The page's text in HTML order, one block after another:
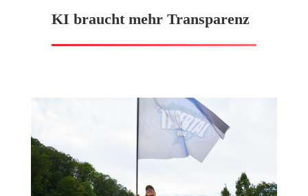
KI braucht mehr Transparenz